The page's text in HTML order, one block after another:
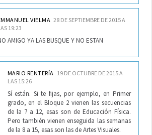
VIELMA 28 DE SEPTIEMBRE DE 2015 A
19:23
AMIGO YA LAS BUSQUE Y NO ESTAN
MARIO RENTERÍA 19 DE OCTUBRE DE 2015 A
LAS 15:26
Sí están. Si te fijas, por ejemplo, en Primer
grado, en el Bloque 2 vienen las secuencias
de la 7 a 12, esas son de Educación Física.
Pero también vienen enseguida las semanas
de la 8 a 15, esas son las de Artes Visuales.